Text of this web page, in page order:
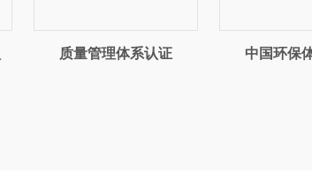
质量管理体系认证 中国环保